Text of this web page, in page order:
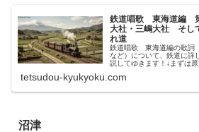
鉄道唱歌 東海道編
大社・三嶋大社 そし
れ道
鉄道唱歌 東海道編の歌詞
など）について、鉄道に詳
説してゆきます！↓まずは
には此この地の名をえたる
tetsudou-kyukyoku.com
沼津